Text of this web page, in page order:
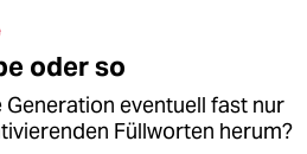
oder so
eventuell fast nur
Füllworten herum?